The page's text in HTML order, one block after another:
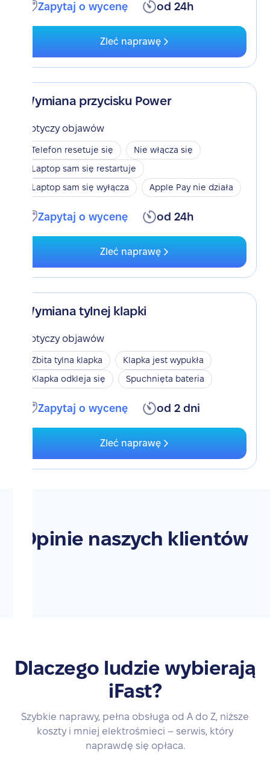
Zapytaj o wycenę od 24h
Zleć naprawę
Wymiana przycisku Power
Dotyczy objawów
Telefon resetuje się
Nie włącza się
Laptop sam się restartuje
Laptop sam się wyłącza
Apple Pay nie działa
Zapytaj o wycenę od 24h
Zleć naprawę
Wymiana tylnej klapki
Dotyczy objawów
Zbita tylna klapka
Klapka jest wypukła
Klapka odkleja się
Spuchnięta bateria
Zapytaj o wycenę od 2 dni
Zleć naprawę
Opinie naszych klientów
Dlaczego ludzie wybierają
iFast?
Szybkie naprawy, pełna obsługa od A do Z, niższe
koszty i mniej elektrośmieci – serwis, który
naprawdę się opłaca.